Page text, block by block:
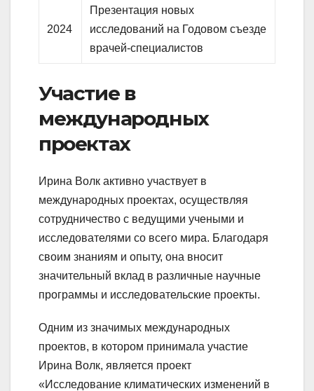
2024
Презентация новых
исследований на Годовом съезде
врачей-специалистов
Участие в
международных
проектах
Ирина Волк активно участвует в
международных проектах, осуществляя
сотрудничество с ведущими учеными и
исследователями со всего мира. Благодаря
своим знаниям и опыту, она вносит
значительный вклад в различные научные
программы и исследовательские проекты.
Одним из значимых международных
проектов, в котором принимала участие
Ирина Волк, является проект
«Исследование климатических изменений в